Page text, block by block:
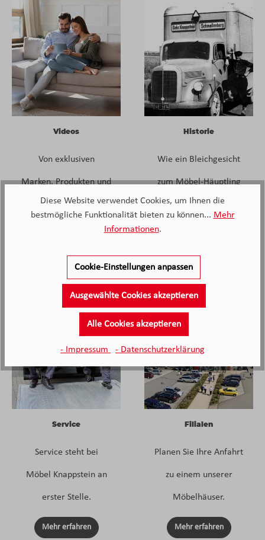
Videos
Von exklusiven
Marken, Produkten und
Knappstein.
Historie
Wie ein Bleichgesicht
zum Möbel-Häuptling
wurde.
Service
Service steht bei
Möbel Knappstein an
erster Stelle.
Mehr erfahren
Filialen
Planen Sie Ihre Anfahrt
zu einem unserer
Möbelhäuser.
Mehr erfahren
Diese Website verwendet Cookies, um Ihnen die
bestmögliche Funktionalität bieten zu können... Mehr
Informationen.
Cookie-Einstellungen anpassen
Ausgewählte Cookies akzeptieren
Alle Cookies akzeptieren
- Impressum - Datenschutzerklärung